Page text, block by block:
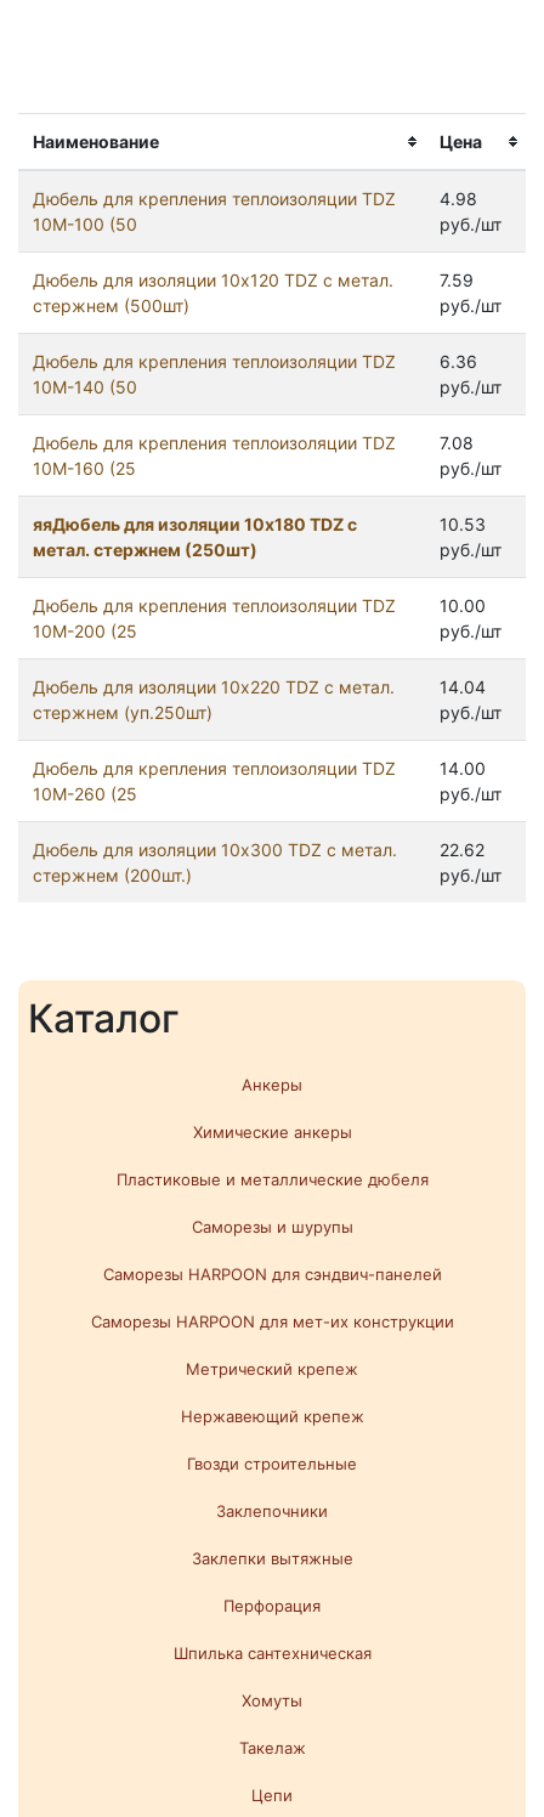
Каталог
Анкеры
Химические анкеры
Пластиковые и металлические дюбеля
Саморезы и шурупы
Саморезы HARPOON для сэндвич-панелей
Саморезы HARPOON для мет-их конструкции
Метрический крепеж
Нержавеющий крепеж
Гвозди строительные
Заклепочники
Заклепки вытяжные
Перфорация
Шпилька сантехническая
Хомуты
Такелаж
Цепи
Наименование Цена
Дюбель для крепления теплоизоляции TDZ
10M-100 (50
4.98
руб./шт
Дюбель для изоляции 10x120 TDZ c метал.
стержнем (500шт)
7.59
руб./шт
Дюбель для крепления теплоизоляции TDZ
10M-140 (50
6.36
руб./шт
Дюбель для крепления теплоизоляции TDZ
10M-160 (25
7.08
руб./шт
яяДюбель для изоляции 10x180 TDZ c
метал. стержнем (250шт)
10.53
руб./шт
Дюбель для крепления теплоизоляции TDZ
10M-200 (25
10.00
руб./шт
Дюбель для изоляции 10x220 TDZ с метал.
стержнем (уп.250шт)
14.04
руб./шт
Дюбель для крепления теплоизоляции TDZ
10M-260 (25
14.00
руб./шт
Дюбель для изоляции 10x300 TDZ с метал.
стержнем (200шт.)
22.62
руб./шт